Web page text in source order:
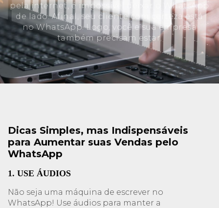
pela internet, é impossível deixar o WhatsApp
de lado. Afinal, seu cliente com certeza está
no WhatsApp. Logo, você e sua empresa
também precisam estar.
Dicas Simples, mas Indispensáveis
para Aumentar suas Vendas pelo
WhatsApp
1. USE ÁUDIOS
Não seja uma máquina de escrever no
WhatsApp! Use áudios para manter a